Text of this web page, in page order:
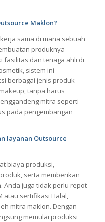
Maklon?
sama di mana sebuah
produknya
fasilitas dan tenaga ahli di
sistem ini
berbagai jenis produk
tanpa harus
mitra seperti
pada pengembangan
layanan Outsource
biaya produksi,
serta memberikan
Anda juga tidak perlu repot
atau sertifikasi Halal,
mitra maklon. Dengan
memulai produksi